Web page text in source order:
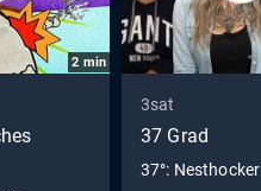
2 min
3sat
37 Grad
37°: Nesthocker